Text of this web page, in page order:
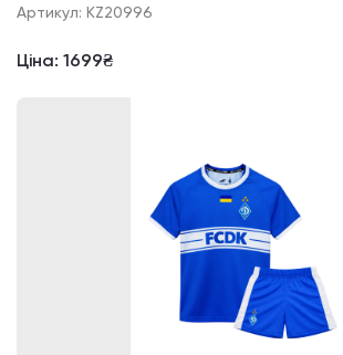
Артикул: KZ20996
Ціна: 1699₴